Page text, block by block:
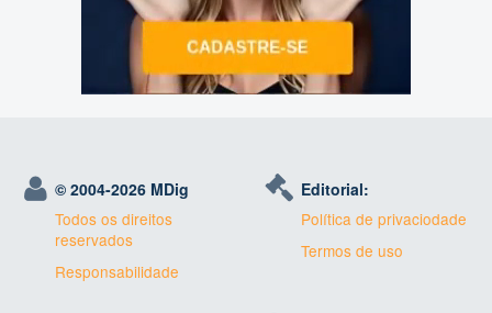
© 2004-2026 MDig
Todos os direitos
reservados
Responsabilidade
Editorial:
Política de privaciodade
Termos de uso